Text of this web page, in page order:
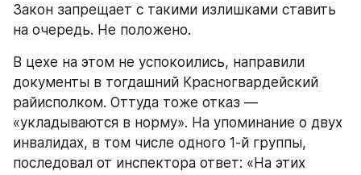
Закон запрещает с такими излишками ставить
на очередь. Не положено.
В цехе на этом не успокоились, направили
документы в тогдашний Красногвардейский
райисполком. Оттуда тоже отказ —
«укладываются в норму». На упоминание о двух
инвалидах, в том числе одного 1-й группы,
последовал от инспектора ответ: «На этих